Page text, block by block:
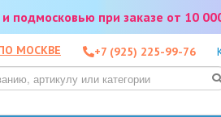
подмосковью при заказе от 10
МОСКВЕ +7 (925) 225-99-76